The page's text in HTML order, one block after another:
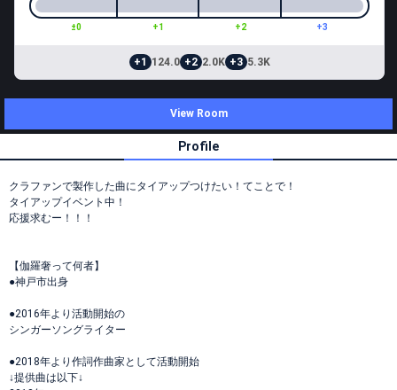
±0 +1 +2 +3
+1 124.0 +2 2.0K +3 5.3K
View Room
Profile
クラファンで製作した曲にタイアップつけたい！てことで！
タイアップイベント中！
応援求むー！！！
【伽羅奢って何者】
●神戸市出身
●2016年より活動開始の
シンガーソングライター
●2018年より作詞作曲家として活動開始
↓提供曲は以下↓